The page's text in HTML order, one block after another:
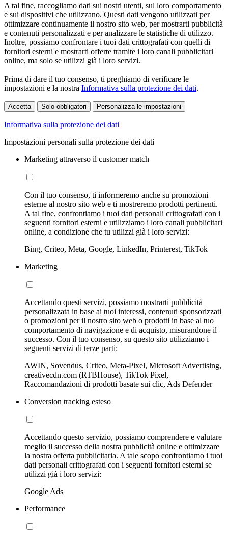
A tal fine, raccogliamo dati sui nostri utenti, sul loro comportamento
e sui dispositivi che utilizzano. Questi dati vengono utilizzati per
ottimizzare continuamente il nostro sito web, per mostrarti pubblicità
e contenuti personalizzati e per analizzare le statistiche di utilizzo.
Inoltre, possiamo confrontare i tuoi dati crittografati con quelli di
fornitori esterni e mostrarti offerte tramite i loro canali pubblicitari
online, ma solo se utilizzi già i loro servizi.
Prima di dare il tuo consenso, ti preghiamo di verificare le
impostazioni e la nostra Informativa sulla protezione dei dati.
Accetta Solo obbligatori Personalizza le impostazioni
Informativa sulla protezione dei dati
Impostazioni personali sulla protezione dei dati
Marketing attraverso il customer match
Con il tuo consenso, ti informeremo anche su promozioni
esterne al nostro sito web e ti mostreremo prodotti pertinenti.
A tal fine, confrontiamo i tuoi dati personali crittografati con i
seguenti fornitori esterni e utilizziamo i loro canali pubblicitari
online, a condizione che tu utilizzi già i loro servizi:
Bing, Criteo, Meta, Google, LinkedIn, Printerest, TikTok
Marketing
Accettando questi servizi, possiamo mostrarti pubblicità
personalizzata in base ai tuoi interessi, contenuti sponsorizzati
o promozioni per il nostro sito web o prodotti in base al tuo
comportamento di navigazione e di acquisto, misurandone il
successo. Con il tuo consenso, su questo sito utilizziamo i
seguenti servizi di terze parti:
AWIN, Sovendus, Criteo, Meta-Pixel, Microsoft Advertising,
creativecdn.com (RTBHouse), TikTok Pixel,
Raccomandazioni di prodotti basate sui clic, Ads Defender
Conversion tracking esteso
Accettando questo servizio, possiamo comprendere e valutare
meglio il successo della nostra pubblicità online e ottimizzare
la nostra offerta pubblicitaria. A tale scopo confrontiamo i tuoi
dati personali crittografati con i seguenti fornitori esterni se
utilizzi già i loro servizi:
Google Ads
Performance